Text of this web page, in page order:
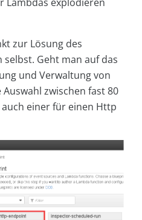
zur Lösung des
Geht man auf das
und Verwaltung von
zwischen fast 80
einer für einen Http